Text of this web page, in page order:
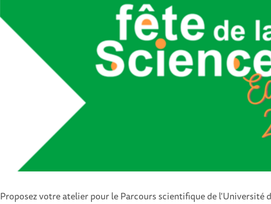
Proposez votre atelier pour le Parcours scientifique de l'Université